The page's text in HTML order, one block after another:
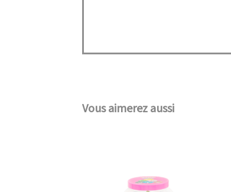
Vous aimerez aussi